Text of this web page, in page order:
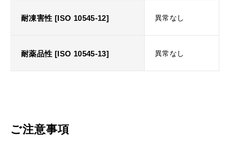
耐凍害性 [ISO 10545-12] 異常なし
耐薬品性 [ISO 10545-13] 異常なし
ご注意事項